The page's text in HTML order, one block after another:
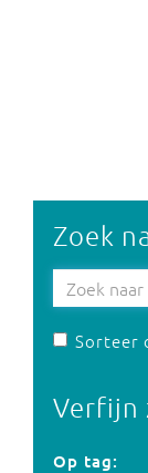
Zoek
Sorteer
Verfijn
Op tag: